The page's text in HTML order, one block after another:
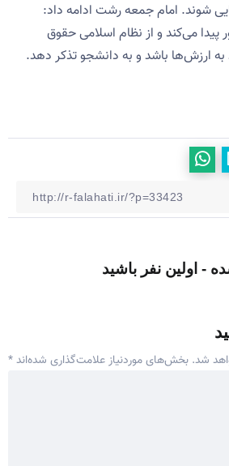
شوند. امام جمعه رشت ادامه داد:
می‌کند و از نظام اسلامی حقوق
به ارزش‌ها باشد و به دانشجو تذکر دهد.
- اولین نفر باشید
شد. بخش‌های موردنیاز علامت‌گذاری شده‌اند*